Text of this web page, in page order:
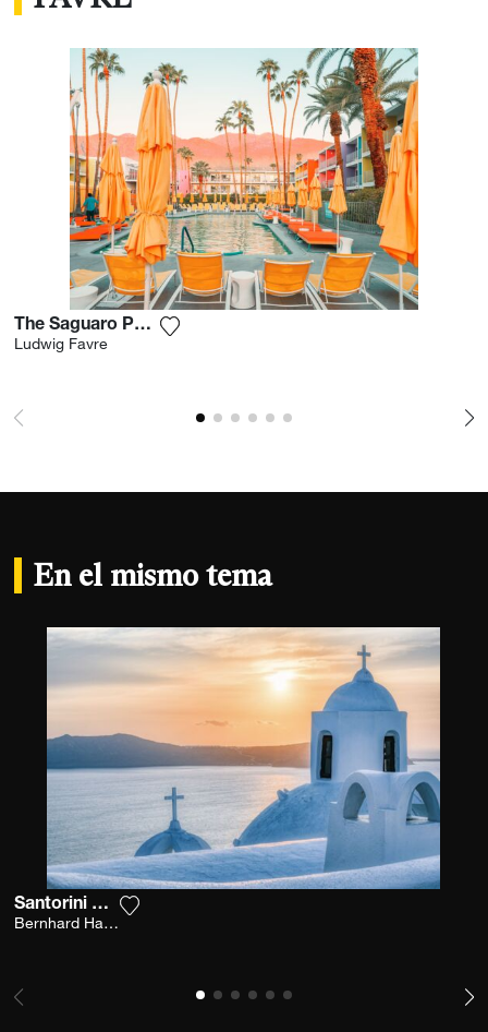
The Saguaro Palm Springs
Ludwig Favre
En el mismo tema
Santorini Blues
Bernhard Hartmann